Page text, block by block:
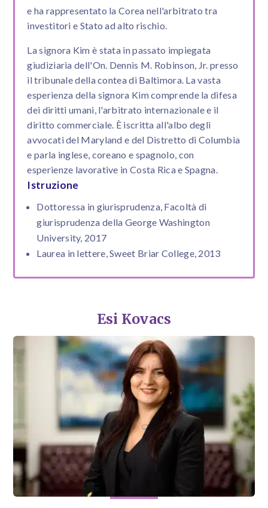
e ha rappresentato la Corea nell'arbitrato tra
investitori e Stato ad alto rischio.
La signora Kim è stata in passato impiegata
giudiziaria dell'On. Dennis M. Robinson, Jr. presso
il tribunale della contea di Baltimora. La vasta
esperienza della signora Kim comprende la difesa
dei diritti umani, l'arbitrato internazionale e il
diritto commerciale. È iscritta all'albo degli
avvocati del Maryland e del Distretto di Columbia
e parla inglese, coreano e spagnolo, con
esperienze lavorative in Costa Rica e Spagna.
Istruzione
Dottoressa in giurisprudenza, Facoltà di
giurisprudenza della George Washington
University, 2017
Laurea in lettere, Sweet Briar College, 2013
Esi Kovacs